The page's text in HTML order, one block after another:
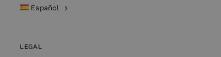
Español
LEGAL